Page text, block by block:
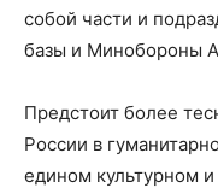
собой части и
базы и Минобороны
Предстоит более
России в
едином культурном